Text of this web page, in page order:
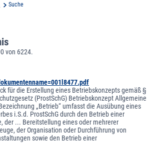
Suche
von 6224.
für die Erstellung eines Betriebskonzepts gemäß §
(ProstSchG) Betriebskonzept Allgemeine
„Betrieb“ umfasst die Ausübung eines
i.S.d. ProstSchG durch den Betrieb einer
der ... Bereitstellung eines oder mehrerer
der Organisation oder Durchführung von
sowie den Betrieb einer